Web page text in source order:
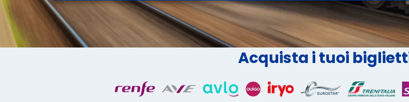
Acquista i tuoi